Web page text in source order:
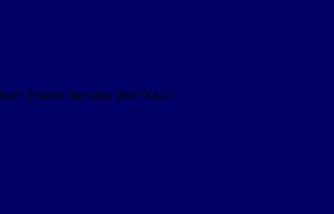
Erfahre hier alles über NAG!